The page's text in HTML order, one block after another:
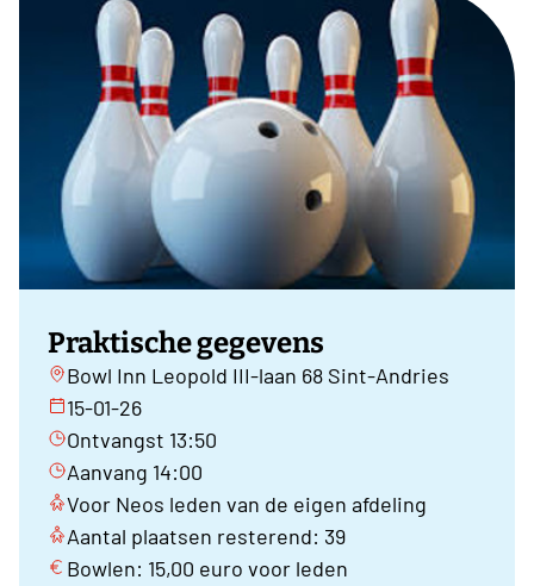
Praktische gegevens
Bowl Inn Leopold III-laan 68 Sint-Andries
15-01-26
Ontvangst 13:50
Aanvang 14:00
Voor Neos leden van de eigen afdeling
Aantal plaatsen resterend: 39
Bowlen: 15,00 euro voor leden